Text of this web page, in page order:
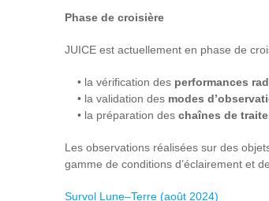
Phase de croisière
JUICE est actuellement en phase de
• la vérification des performances
• la validation des modes
• la préparation des chaînes de
Les observations réalisées sur des
gamme de conditions d’éclairement et
Survol Lune–Terre (août 2024)